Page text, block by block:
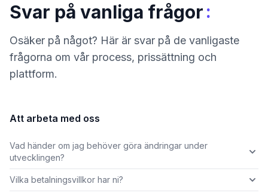
Svar på vanliga frågor:
Osäker på något? Här är svar på de vanligaste
frågorna om vår process, prissättning och
plattform.
Att arbeta med oss
Vad händer om jag behöver göra ändringar under
utvecklingen?
Vilka betalningsvillkor har ni?